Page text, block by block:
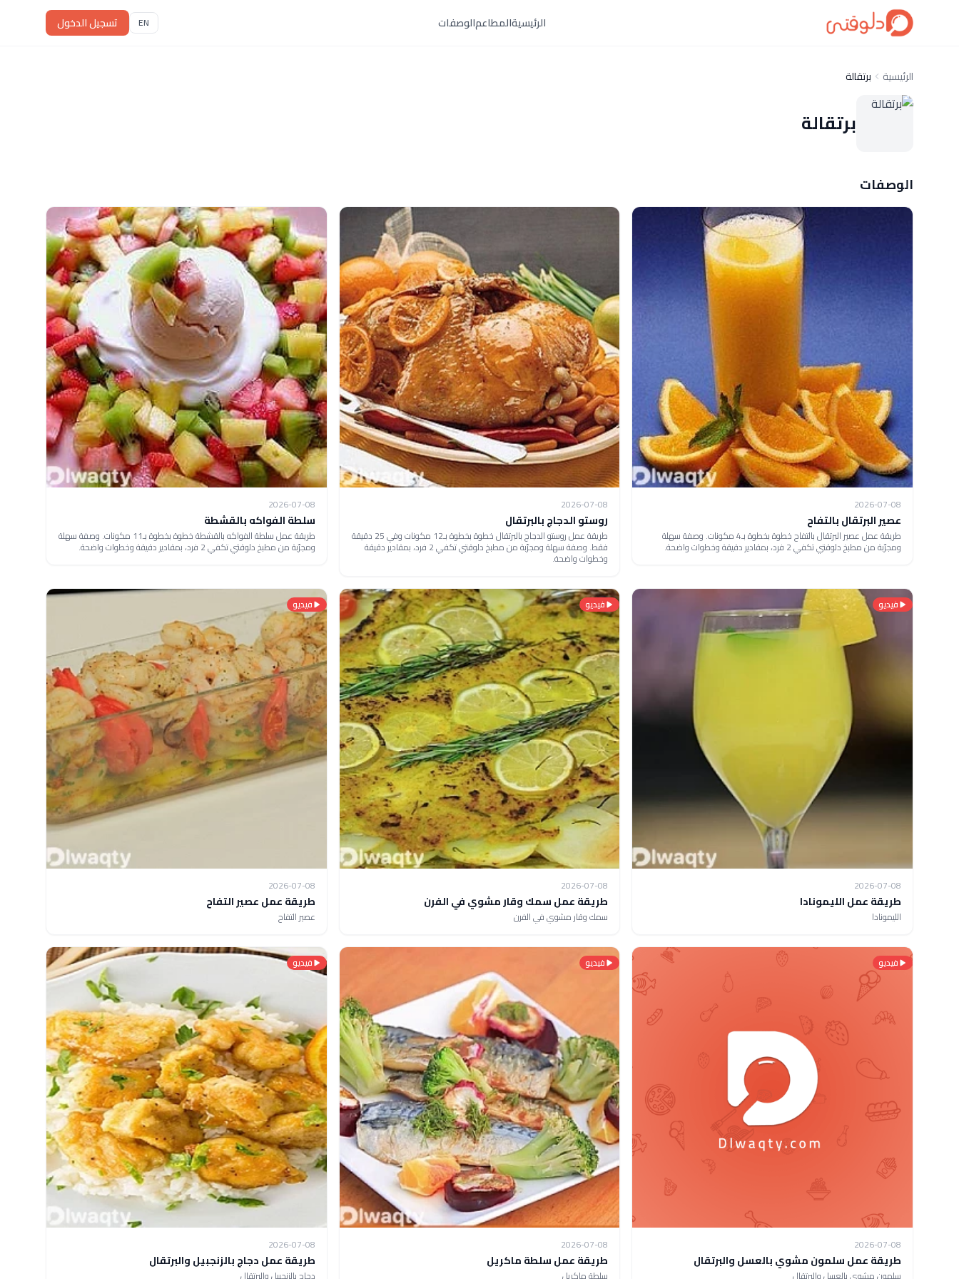
الرئيسيةالمطاعمالوصفات EN تسجيل الدخول
الرئيسية برتقالة
برتقالة
الوصفات
2026-07-08
عصير البرتقال بالتفاح
طريقة عمل عصير البرتقال بالتفاح خطوة بخطوة بـ4 مكونات. وصفة سهلة
ومجرّبة من مطبخ دلوقتي تكفي 2 فرد، بمقادير دقيقة وخطوات واضحة.
2026-07-08
روستو الدجاج بالبرتقال
طريقة عمل روستو الدجاج بالبرتقال خطوة بخطوة بـ12 مكونات وفي 25 دقيقة
فقط. وصفة سهلة ومجرّبة من مطبخ دلوقتي تكفي 2 فرد، بمقادير دقيقة
وخطوات واضحة.
2026-07-08
سلطة الفواكه بالقشطة
طريقة عمل سلطة الفواكه بالقشطة خطوة بخطوة بـ11 مكونات. وصفة سهلة
ومجرّبة من مطبخ دلوقتي تكفي 2 فرد، بمقادير دقيقة وخطوات واضحة.
فيديو
2026-07-08
طريقة عمل الليمونادا
الليمونادا
فيديو
2026-07-08
طريقة عمل سمك وقار مشوي في الفرن
سمك وقار مشوي في الفرن
فيديو
2026-07-08
طريقة عمل عصير التفاح
عصير التفاح
فيديو
2026-07-08
طريقة عمل سلمون مشوي بالعسل والبرتقال
فيديو
2026-07-08
طريقة عمل سلطة ماكريل
فيديو
2026-07-08
طريقة عمل دجاج بالزنجبيل والبرتقال